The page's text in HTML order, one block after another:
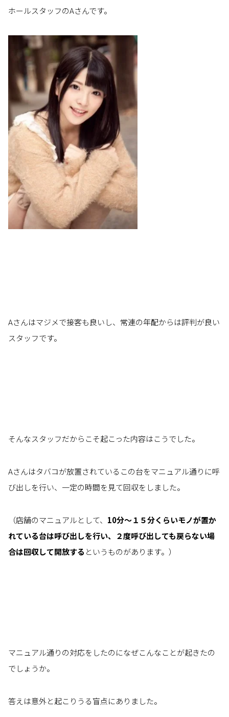
ホールスタッフのAさんです。
Aさんはマジメで接客も良いし、常連の年配からは評判が良い
スタッフです。
そんなスタッフだからこそ起こった内容はこうでした。
Aさんはタバコが放置されているこの台をマニュアル通りに呼
び出しを行い、一定の時間を見て回収をしました。
（店舗のマニュアルとして、 10分～１５分くらいモノが置か
れている台は呼び出しを行い、２度呼び出しても戻らない場
合は回収して開放する というものがあります。）
マニュアル通りの対応をしたのになぜこんなことが起きたの
でしょうか。
答えは意外と起こりうる盲点にありました。